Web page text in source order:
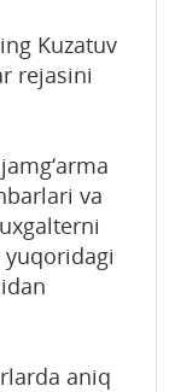
Kuzatuv
rejasini
va
aniq